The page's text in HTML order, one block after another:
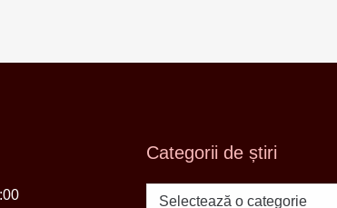
Categorii de știri
Categorii